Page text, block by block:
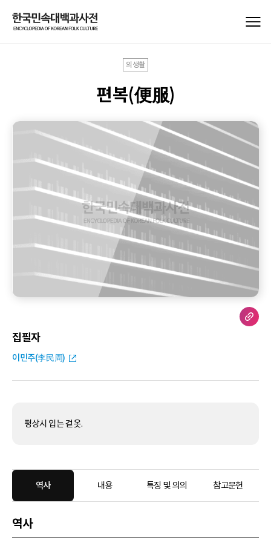
의생활
편복(便服)
집필자
이민주(李民周)
평상시 입는 겉옷.
역사 내용 특징 및 의의 참고문헌
역사